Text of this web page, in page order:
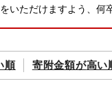
いただけますよう、何
順 寄附金額が高い